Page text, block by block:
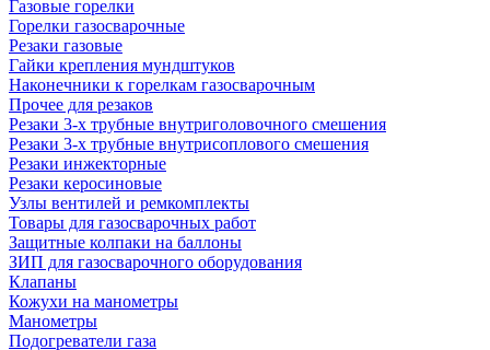
Газовые горелки
Горелки газосварочные
Резаки газовые
Гайки крепления мундштуков
Наконечники к горелкам газосварочным
Прочее для резаков
Резаки 3-х трубные внутриголовочного смешения
Резаки 3-х трубные внутрисоплового смешения
Резаки инжекторные
Резаки керосиновые
Узлы вентилей и ремкомплекты
Товары для газосварочных работ
Защитные колпаки на баллоны
ЗИП для газосварочного оборудования
Клапаны
Кожухи на манометры
Манометры
Подогреватели газа